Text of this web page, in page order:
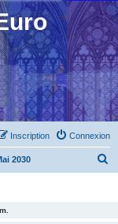
Connexion
Inscription
2030